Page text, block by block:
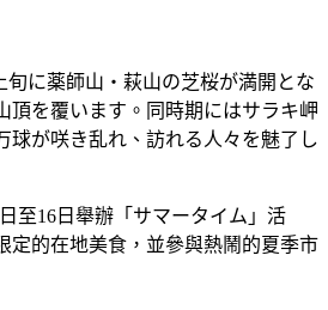
旬に薬師山・萩山の芝桜が満開とな
頂を覆います。同時期にはサラキ岬
球が咲き乱れ、訪れる人々を魅了し
日至16日舉辦「サマータイム」活
定的在地美食，並參與熱鬧的夏季市